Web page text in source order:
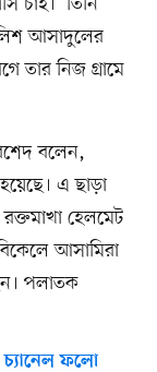
আসাদুলের
তার নিজ গ্রামে
বলেন,
এ ছাড়া
হেলমেট
আসামিরা
পলাতক
ফলো